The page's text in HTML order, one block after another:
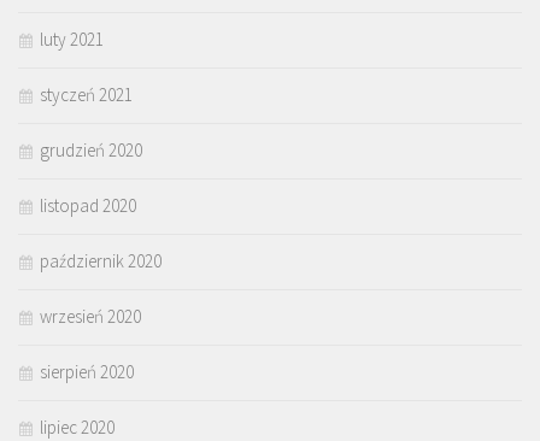
luty 2021
styczeń 2021
grudzień 2020
listopad 2020
październik 2020
wrzesień 2020
sierpień 2020
lipiec 2020